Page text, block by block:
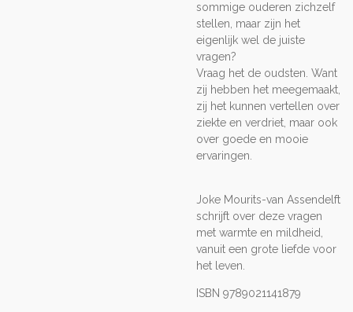
sommige ouderen zichzelf
stellen, maar zijn het
eigenlijk wel de juiste
vragen?
Vraag het de oudsten. Want
zij hebben het meegemaakt,
zij het kunnen vertellen over
ziekte en verdriet, maar ook
over goede en mooie
ervaringen.
Joke Mourits-van Assendelft
schrijft over deze vragen
met warmte en mildheid,
vanuit een grote liefde voor
het leven.
ISBN 9789021141879